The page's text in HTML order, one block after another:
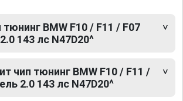
BMW F10 / F11 / F07
143 лс N47D20^
чип тюнинг BMW F10 / F11 /
2.0 143 лс N47D20^